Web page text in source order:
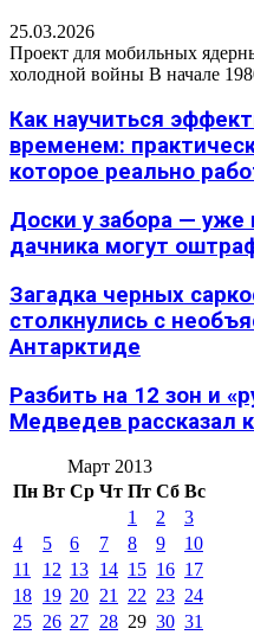
25.03.2026
Проект для мобильных
холодной войны В начале
Как научиться
временем:
которое реально
Доски у забора — уже
дачника могут
Загадка черных
столкнулись с
Антарктиде
Разбить на 12 зон и
Медведев рассказал
Март 2013
Пн Вт Ср Чт Пт Сб Вс
1
2
3
4
5 6 7 8 9
10
11
12 13 14 15 16 17
18 19 20 21 22 23 24
25 26 27 28 29 30 31